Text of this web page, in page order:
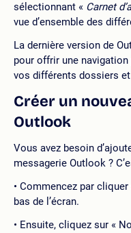
sélectionnant « Carnet
vue d’ensemble des
La dernière version de
pour offrir une
vos différents dossiers et
Créer un
Outlook
Vous avez besoin
messagerie Outlook ?
Commencez par cliquer
bas de l’écran.
Ensuite, cliquez sur «